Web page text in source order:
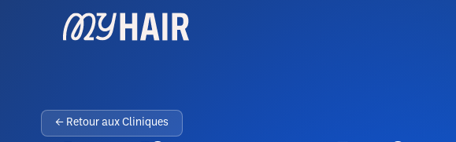
← Retour aux Cliniques